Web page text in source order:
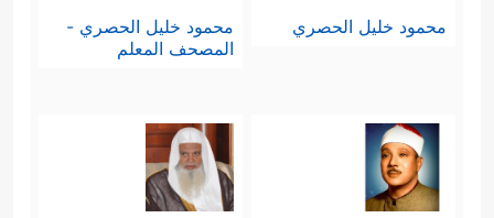
محمود خليل الحصري
محمود خليل الحصري -
المصحف المعلم